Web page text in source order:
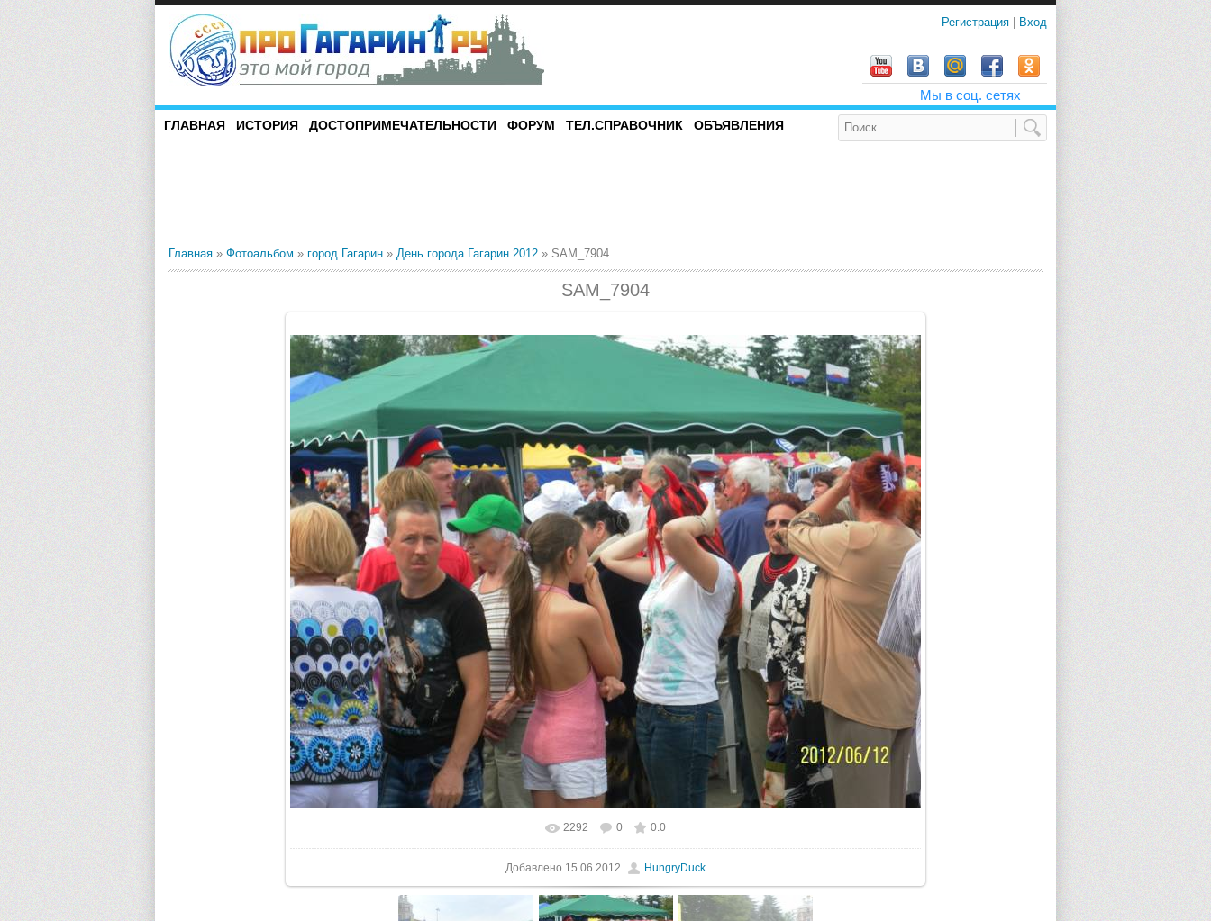
Регистрация Вход
Мы в соц. сетях
ГЛАВНАЯ ИСТОРИЯ ДОСТОПРИМЕЧАТЕЛЬНОСТИ ФОРУМ ТЕЛ.СПРАВОЧНИК ОБЪЯВЛЕНИЯ
Главная » Фотоальбом » город Гагарин » День города Гагарин 2012 » SAM_7904
SAM_7904
В реальном размере 1000x750
2292 0 0.0
Добавлено 15.06.2012 HungryDuck